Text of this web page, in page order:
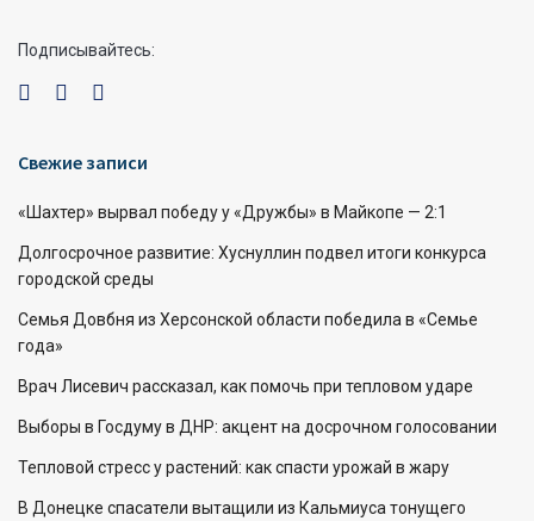
Подписывайтесь:
Свежие записи
«Шахтер» вырвал победу у «Дружбы» в Майкопе — 2:1
Долгосрочное развитие: Хуснуллин подвел итоги конкурса
городской среды
Семья Довбня из Херсонской области победила в «Семье
года»
Врач Лисевич рассказал, как помочь при тепловом ударе
Выборы в Госдуму в ДНР: акцент на досрочном голосовании
Тепловой стресс у растений: как спасти урожай в жару
В Донецке спасатели вытащили из Кальмиуса тонущего